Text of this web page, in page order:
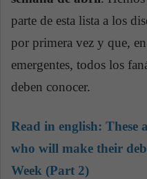
parte de esta lista a los
por primera vez y que,
emergentes, todos los
deben conocer.
Read in english: These
who will make their
Week (Part 2)